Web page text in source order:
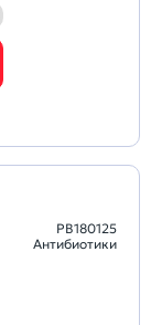
PB180125
Антибиотики